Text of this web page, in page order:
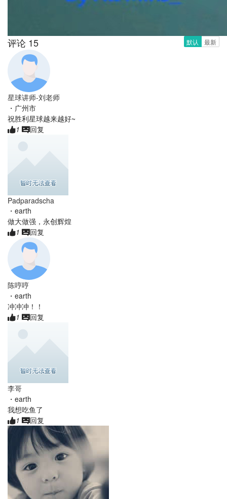
评论 15 默认 最新
星球讲师-刘老师
・ 广州市
祝胜利星球越来越好~
1
回复
Padparadscha
・ earth
做大做强，永创辉煌
1
回复
陈哼哼
・ earth
冲冲冲！！
1
回复
李哥
・ earth
我想吃鱼了
1
回复